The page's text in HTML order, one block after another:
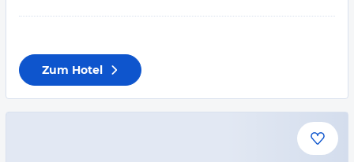
Zum Hotel